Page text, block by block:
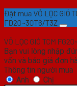
Đặt mua VỎ LỌC GIÓ
FD20~30T6/T3Z
VỎ LỌC GIÓ TCM
Bạn vui lòng nhập
vấn và báo giá đơn
Thông tin người mua
Anh
Chị